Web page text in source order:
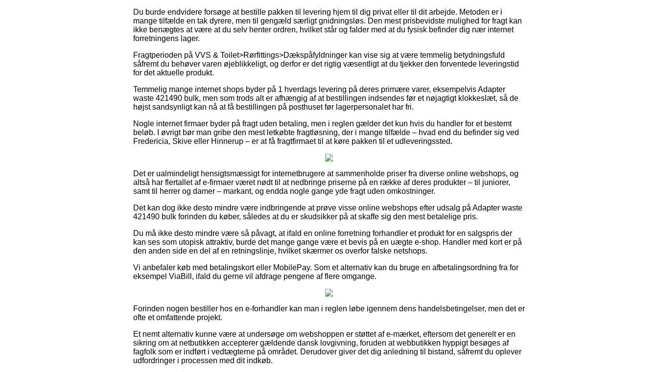
Du burde endvidere forsøge at bestille pakken til levering hjem til dig privat eller til dit arbejde. Metoden er i
mange tilfælde en tak dyrere, men til gengæld særligt gnidningsløs. Den mest prisbevidste mulighed for fragt kan
ikke benægtes at være at du selv henter ordren, hvilket står og falder med at du fysisk befinder dig nær internet
forretningens lager.
Fragtperioden på VVS & Toilet>Rørfittings>Dækspåfyldninger kan vise sig at være temmelig betydningsfuld
såfremt du behøver varen øjeblikkeligt, og derfor er det rigtig væsentligt at du tjekker den forventede leveringstid
for det aktuelle produkt.
Temmelig mange internet shops byder på 1 hverdags levering på deres primære varer, eksempelvis Adapter
waste 421490 bulk, men som trods alt er afhængig af at bestillingen indsendes før et nøjagtigt klokkeslæt, så de
højst sandsynligt kan nå at få bestillingen på posthuset før lagerpersonalet har fri.
Nogle internet firmaer byder på fragt uden betaling, men i reglen gælder det kun hvis du handler for et bestemt
beløb. I øvrigt bør man gribe den mest letkøbte fragtløsning, der i mange tilfælde – hvad end du befinder sig ved
Fredericia, Skive eller Hinnerup – er at få fragtfirmaet til at køre pakken til et udleveringssted.
Det er ualmindeligt hensigtsmæssigt for internetbrugere at sammenholde priser fra diverse online webshops, og
altså har flertallet af e-firmaer været nødt til at nedbringe priserne på en række af deres produkter – til juniorer,
samt til herrer og damer – markant, og endda nogle gange yde fragt uden omkostninger.
Det kan dog ikke desto mindre være indbringende at prøve visse online webshops efter udsalg på Adapter waste
421490 bulk forinden du køber, således at du er skudsikker på at skaffe sig den mest betalelige pris.
Du må ikke desto mindre være så påvagt, at ifald en online forretning forhandler et produkt for en salgspris der
kan ses som utopisk attraktiv, burde det mange gange være et bevis på en uægte e-shop. Handler med kort er på
den anden side en del af en retningslinje, hvilket skærmer os overfor falske netshops.
Vi anbefaler køb med betalingskort eller MobilePay. Som et alternativ kan du bruge en afbetalingsordning fra for
eksempel ViaBill, ifald du gerne vil afdrage pengene af flere omgange.
Forinden nogen bestiller hos en e-forhandler kan man i reglen løbe igennem dens handelsbetingelser, men det er
ofte et omfattende projekt.
Et nemt alternativ kunne være at undersøge om webshoppen er støttet af e-mærket, eftersom det generelt er en
sikring om at netbutikken accepterer gældende dansk lovgivning, foruden at webbutikken hyppigt besøges af
fagfolk som er indført i vedtægterne på området. Derudover giver det dig anledning til bistand, såfremt du oplever
udfordringer i processen med dit indkøb.